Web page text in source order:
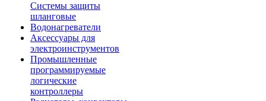
Системы защиты
шланговые
Водонагреватели
Аксессуары для
электроинструментов
Промышленные
программируемые
логические
контроллеры